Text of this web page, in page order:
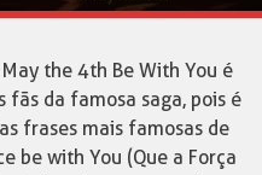
the 4th Be With You é
da famosa saga, pois é
frases mais famosas de
be with You (Que a Força